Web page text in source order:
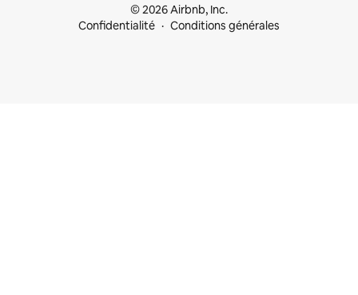
© 2026 Airbnb, Inc.
Confidentialité
Conditions générales